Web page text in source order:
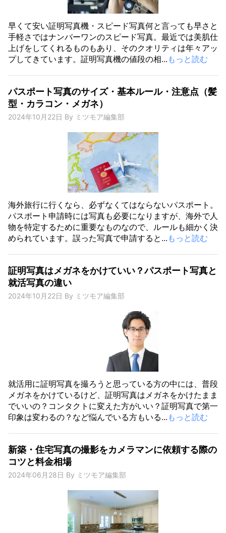
早くて安い証明写真機・スピード写真何と言っても早さと
手軽さではナンバーワンのスピード写真。最近では美肌仕
上げをしてくれるものもあり、そのクオリティは年々アッ
プしてきています。証明写真機の値段の相... もっと読む
パスポート写真のサイズ・基本ルール・注意点（髪
型・カラコン・メガネ）
2024年10月22日 By ミツモア編集部
海外旅行に行くなら、必ずなくてはならないパスポート。
パスポート申請時には写真も必要になりますが、海外で人
物を特定するために重要なものなので、ルールも細かく決
められています。誤った写真で申請すると... もっと読む
証明写真はメガネをかけていい？パスポート写真と
就活写真の違い
2024年10月22日 By ミツモア編集部
就活用に証明写真を撮ろうと思っている方の中には、普段
メガネをかけているけど、証明写真はメガネをかけたまま
でいいの？コンタクトに変えた方がいい？証明写真で第一
印象は変わるの？など悩んでいる方もいる... もっと読む
新築・住宅写真の撮影をカメラマンに依頼する際の
コツと料金相場
2024年06月28日 By ミツモア編集部